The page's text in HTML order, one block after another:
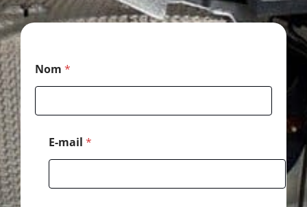
Nom *
é
é
E-mail *